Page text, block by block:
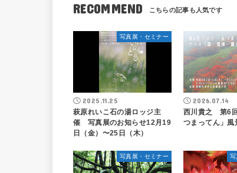
RECOMMEND
写真展・セミナー
2025.11.25
萩原れいこ石の湯ロッジ主
催 写真展のお知らせ12月19
日（金）〜25日（木）
2026.07.14
西川貴之 第6
つまってん」風
写真展・セミナー 写